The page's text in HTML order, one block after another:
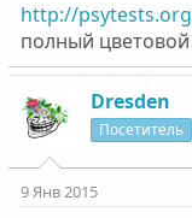
http://
полный цветовой
Dresden
Посетитель
9 Янв 2015